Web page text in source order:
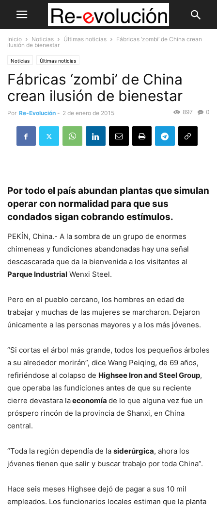
Inicio Noticias Últimas noticias
Fábricas ‘zombi’ de China crean
ilusión de bienestar
Noticias Últimas noticias
Fábricas ‘zombi’ de China
crean ilusión de bienestar
Por Re-Evolución - 2 de enero de 2015 0
897
Por todo el país abundan plantas que simulan
operar con normalidad para que sus
condados sigan cobrando estímulos.
PEKÍN, China.- A la sombra de un grupo de enormes
chimeneas y fundiciones abandonadas hay una señal
descascarada que da la bienvenida a los visitantes al
Parque Industrial Wenxi Steel.
Pero en el pueblo cercano, los hombres en edad de
trabajar y muchas de las mujeres se marcharon. Dejaron
únicamente a las personas mayores y a los más jóvenes.
“Si cortas el árbol más grande, todos los pequeños árboles
a su alrededor morirán”, dice Wang Peiqing, de 69 años,
refiriéndose al colapso de Highsee Iron and Steel Group,
que operaba las fundiciones antes de que su reciente
cierre devastara laeconomía de lo que alguna vez fue un
próspero rincón de la provincia de Shanxi, en China
central.
“Toda la región dependía de la siderúrgica, ahora los
jóvenes tienen que salir y buscar trabajo por toda China”.
Hace seis meses Highsee dejó de pagar a sus 10 mil
empleados. Los funcionarios locales estiman que la planta